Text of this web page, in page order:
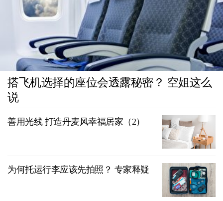
搭飞机选择的座位会透露秘密？ 空姐这么
说
善用光线 打造丹麦风幸福居家（2）
为何托运行李应该先拍照？ 专家释疑